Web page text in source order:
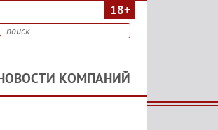
18+
КОМПАНИЙ